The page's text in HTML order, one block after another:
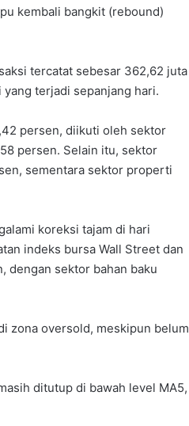
kembali bangkit (rebound)
tercatat sebesar 362,62 juta
terjadi sepanjang hari.
persen, diikuti oleh sektor
persen. Selain itu, sektor
sementara sektor properti
koreksi tajam di hari
indeks bursa Wall Street dan
dengan sektor bahan baku
zona oversold, meskipun belum
ditutup di bawah level MA5,